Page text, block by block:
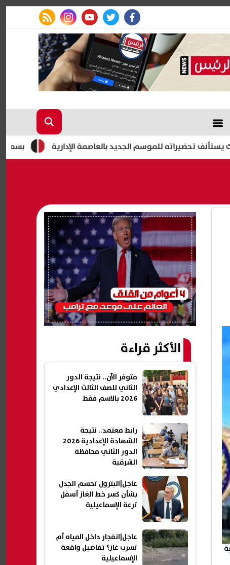
facebook
twitter
youtube
instagram
rss feed
بسمة وهبة للموسم الجديد بالعاصمة الإدارية
الأكثر قراءة
متوفر الآن.. نتيجة الدور
الثاني للصف الثالث الإعدادي
2026 بالاسم فقط
رابط معتمد.. نتيجة
الشهادة الإعدادية 2026
الدور الثاني محافظة
الشرقية
عاجل|البترول تحسم الجدل
بشأن كسر خط الغاز أسفل
ترعة الإسماعيلية
عاجل|انفجار داخل المياه أم
تسرب غاز؟ تفاصيل واقعة
الإسماعيلية